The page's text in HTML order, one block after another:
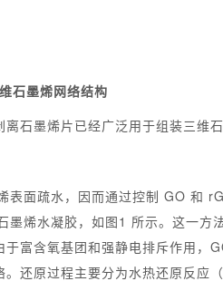
石墨烯网络结构
石墨烯片已经广泛用于组装三维
表面疏水，因而通过控制 GO 和
墨烯水凝胶，如图1 所示。这一
于富含氧基团和强静电排斥作用
还原过程主要分为水热还原反应